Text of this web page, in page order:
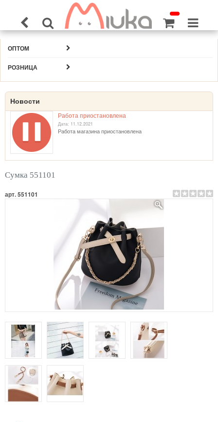
ОПТОМ
РОЗНИЦА
Новости
Работа приостановлена
Дата: 11.12.2021
Работа магазина приостановлена
Сумка 551101
арт. 551101